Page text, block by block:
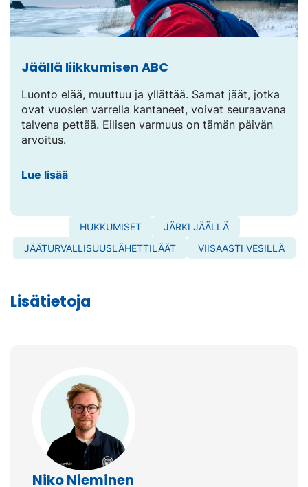
Jäällä liikkumisen ABC
Luonto elää, muuttuu ja yllättää. Samat jäät, jotka
ovat vuosien varrella kantaneet, voivat seuraavana
talvena pettää. Eilisen varmuus on tämän päivän
arvoitus.
Lue lisää
HUKKUMISET
JÄRKI JÄÄLLÄ
JÄÄTURVALLISUUSLÄHETTILÄÄT
VIISAASTI VESILLÄ
Lisätietoja
Niko Nieminen